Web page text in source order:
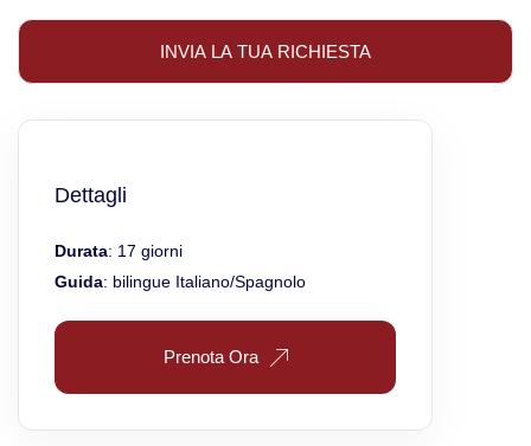
Dettagli
Durata: 17 giorni
Guida: bilingue Italiano/Spagnolo
Prenota Ora